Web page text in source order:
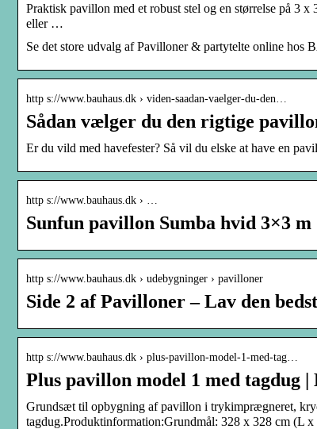
Praktisk pavillon med et robust stel og en størrelse på 3
eller …
Se det store udvalg af Pavilloner & partytelte online
http s://www.bauhaus.dk › viden-saadan-vaelger-du-den…
Sådan vælger du den rigtige
Er du vild med havefester? Så vil du elske at have en
http s://www.bauhaus.dk › …
Sunfun pavillon Sumba hvid 3×3
http s://www.bauhaus.dk › udebygninger › pavilloner
Side 2 af Pavilloner – Lav den
http s://www.bauhaus.dk › plus-pavillon-model-1-med-tag…
Plus pavillon model 1 med tagdug
Grundsæt til opbygning af pavillon i trykimprægneret,
tagdug.Produktinformation:Grundmål: 328 x 328 cm (L